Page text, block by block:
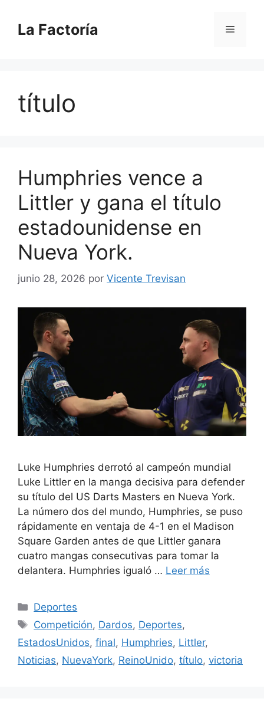
contenido
La Factoría Menú
título
Humphries vence a
Littler y gana el título
estadounidense en
Nueva York.
junio 28, 2026 por Vicente Trevisan
Luke Humphries derrotó al campeón mundial
Luke Littler en la manga decisiva para defender
su título del US Darts Masters en Nueva York.
La número dos del mundo, Humphries, se puso
rápidamente en ventaja de 4-1 en el Madison
Square Garden antes de que Littler ganara
cuatro mangas consecutivas para tomar la
delantera. Humphries igualó … Leer más
Categorías
Deportes
Etiquetas
Competición, Dardos, Deportes,
EstadosUnidos, final, Humphries, Littler,
Noticias, NuevaYork, ReinoUnido, título, victoria